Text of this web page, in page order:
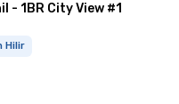
- 1BR City View #1
Hilir